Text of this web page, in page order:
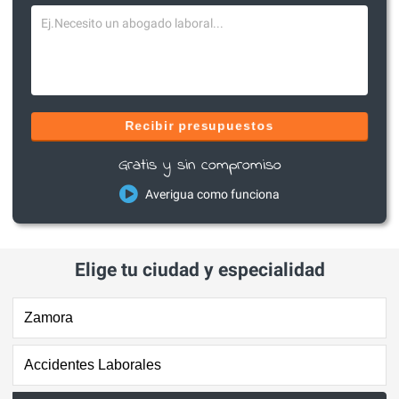
Recibir presupuestos
Gratis y sin compromiso
Averigua como funciona
Elige tu ciudad y especialidad